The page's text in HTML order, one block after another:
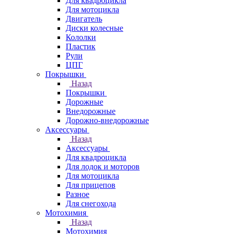
Для мотоцикла
Двигатель
Диски колесные
Кололки
Пластик
Рули
ЦПГ
Покрышки
Назад
Покрышки
Дорожные
Внедорожные
Дорожно-внедорожные
Аксессуары
Назад
Аксессуары
Для квадроцикла
Для лодок и моторов
Для мотоцикла
Для прицепов
Разное
Для снегохода
Мотохимия
Назад
Мотохимия